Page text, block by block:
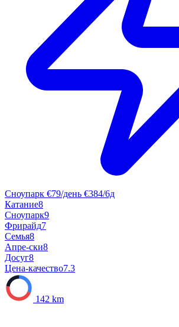
Сноупарк €79/день €384/6д
Катание8
Сноупарк9
Фрирайд7
Семья8
Апре-ски8
Досуг8
Цена-качество7.3
142 km